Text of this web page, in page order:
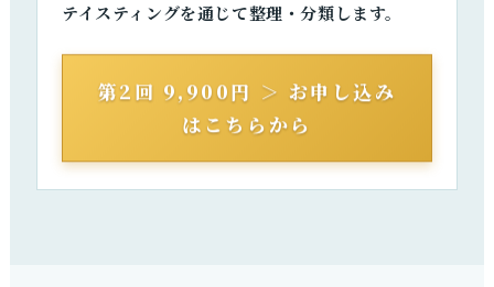
テイスティングを通じて整理・分類します。
第2回 9,900円 ＞ お申し込み
はこちらから